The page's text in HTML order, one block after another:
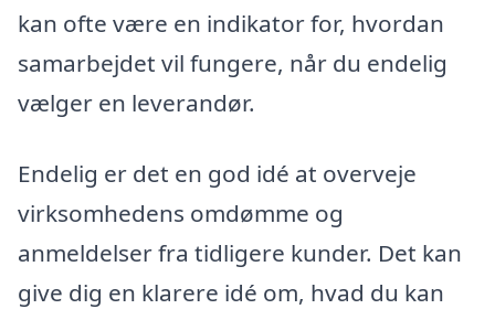
kan ofte være en indikator for, hvordan
samarbejdet vil fungere, når du endelig
vælger en leverandør.
Endelig er det en god idé at overveje
virksomhedens omdømme og
anmeldelser fra tidligere kunder. Det kan
give dig en klarere idé om, hvad du kan